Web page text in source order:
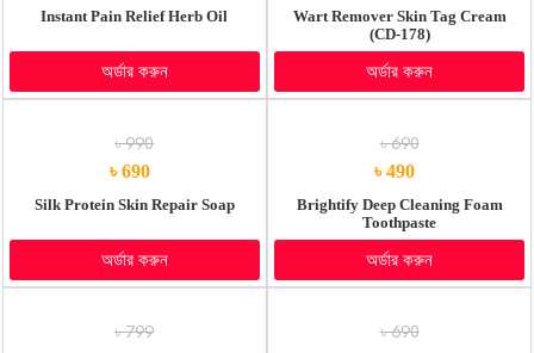
Instant Pain Relief Herb Oil
অর্ডার করুন
Wart Remover Skin Tag Cream
(CD-178)
অর্ডার করুন
৳ 690
৳ 990
Silk Protein Skin Repair Soap
অর্ডার করুন
৳ 490
৳ 690
Brightify Deep Cleaning Foam
Toothpaste
অর্ডার করুন
৳ 799 ৳ 690